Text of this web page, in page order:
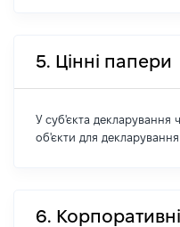
5. Цінні папери
У суб'єкта декларування
об'єкти для декларування
6.